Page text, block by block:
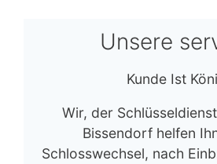
Unsere
Kunde Ist
Wir, der
Bissendorf helfen
Schlosswechsel, nach